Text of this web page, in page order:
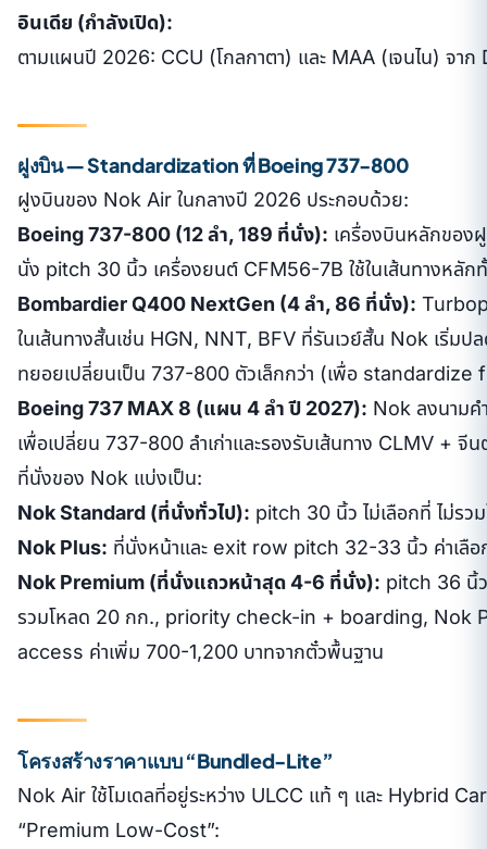
อินเดีย (กำลังเปิด):
ตามแผนปี 2026: CCU (โกลกาตา) และ MAA (เจนไน) จา
ฝูงบิน — Standardization ที่ Boeing 737-800
ฝูงบินของ Nok Air ในกลางปี 2026 ประกอบด้วย:
Boeing 737-800 (12 ลำ, 189 ที่นั่ง): เครื่องบินหลักขอ
นั่ง pitch 30 นิ้ว เครื่องยนต์ CFM56-7B ใช้ในเส้นทางหลักทั้
Bombardier Q400 NextGen (4 ลำ, 86 ที่นั่ง):
ในเส้นทางสั้นเช่น HGN, NNT, BFV ที่รันเวย์สั้น Nok เริ่ม
ทยอยเปลี่ยนเป็น 737-800 ตัวเล็กกว่า (เพื่อ standardize
Boeing 737 MAX 8 (แผน 4 ลำ ปี 2027): Nok ลงนามค
เพื่อเปลี่ยน 737-800 ลำเก่าและรองรับเส้นทาง CLMV + จีน
ที่นั่งของ Nok แบ่งเป็น:
Nok Standard (ที่นั่งทั่วไป): pitch 30 นิ้ว ไม่เลือกที่ ไม่รว
Nok Plus: ที่นั่งหน้าและ exit row pitch 32-33 นิ้ว ค่าเลื
Nok Premium (ที่นั่งแถวหน้าสุด 4-6 ที่นั่ง): pitch 36 นิ้
รวมโหลด 20 กก., priority check-in + boarding, Nok
access ค่าเพิ่ม 700-1,200 บาทจากตั๋วพื้นฐาน
โครงสร้างราคาแบบ “Bundled-Lite”
Nok Air ใช้โมเดลที่อยู่ระหว่าง ULCC แท้ ๆ และ Hybrid
“Premium Low-Cost”: